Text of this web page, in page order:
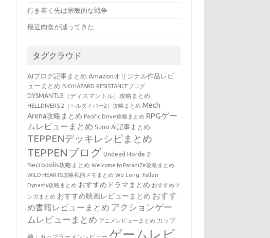
行き着く先は宗教的な戦争
最近肉食が減ってきた
タグクラウド
AIブログ記事まとめ Amazonオリジナル作品レビ
ューまとめ BIOHAZARD RESISTANCEブログ
DYSMANTLE（ディスマントル）攻略まとめ
HELLDIVERS 2（ヘルダイバー2）攻略まとめ Mech
Arena攻略まとめ Pacific Drive攻略まとめ RPGゲー
ムレビューまとめ Suno AI記事まとめ
TEPPENデッキレシピまとめ
TEPPENブログ Undead Horde 2:
Necropolis攻略まとめ Welcome to ParadiZe攻略まとめ
WILD HEARTS攻略私的メモまとめ Wo Long: Fallen
Dynasty攻略まとめ おすすめドラマまとめ おすすめマ
ンガまとめ おすすめ映画レビューまとめ おすす
め書籍レビューまとめ アクションゲー
ムレビューまとめ アニメレビューまとめ カップ
麺・カップラーメンレビュー ゲームレビ